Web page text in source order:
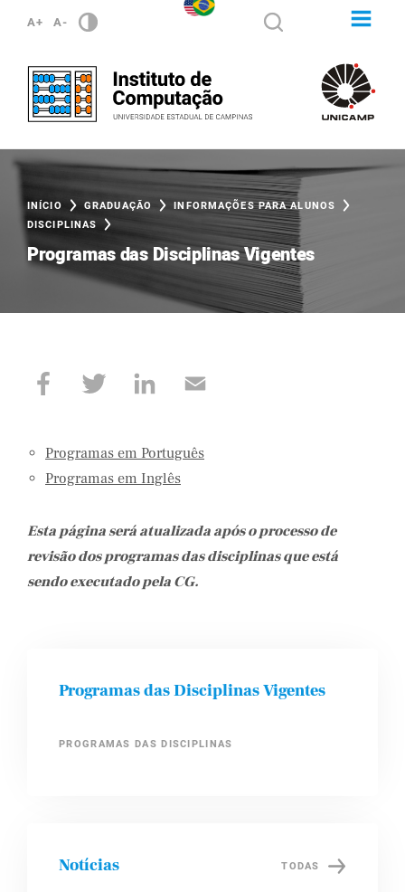
A+ A-
INÍCIO GRADUAÇÃO
INFORMAÇÕES PARA ALUNOS
DISCIPLINAS
Programas das Disciplinas Vigentes
Programas em Português
Programas em Inglês
Esta página será atualizada após o processo de
revisão dos programas das disciplinas que está
sendo executado pela CG.
Programas das Disciplinas Vigentes
PROGRAMAS DAS DISCIPLINAS
Notícias TODAS